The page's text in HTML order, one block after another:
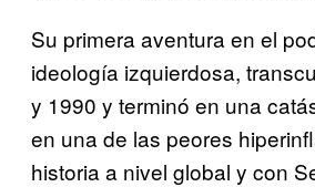
Su primera aventura en el
ideología izquierdosa,
y 1990 y terminó en una
en una de las peores
historia a nivel global y con